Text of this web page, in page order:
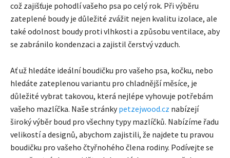
což zajišťuje pohodlí vašeho psa po celý rok. Při výběru
zateplené boudy je důležité zvážit nejen kvalitu izolace, ale
také odolnost boudy proti vlhkosti a způsobu ventilace, aby
se zabránilo kondenzaci a zajistil čerstvý vzduch.
Ať už hledáte ideální boudičku pro vašeho psa, kočku, nebo
hledáte zateplenou variantu pro chladnější měsíce, je
důležité vybrat takovou, která nejlépe vyhovuje potřebám
vašeho mazlíčka. Naše stránkypetzejwood.cz nabízejí
široký výběr boud pro všechny typy mazlíčků. Nabízíme řadu
velikostí a designů, abychom zajistili, že najdete tu pravou
boudičku pro vašeho čtyřnohého člena rodiny. Podívejte se